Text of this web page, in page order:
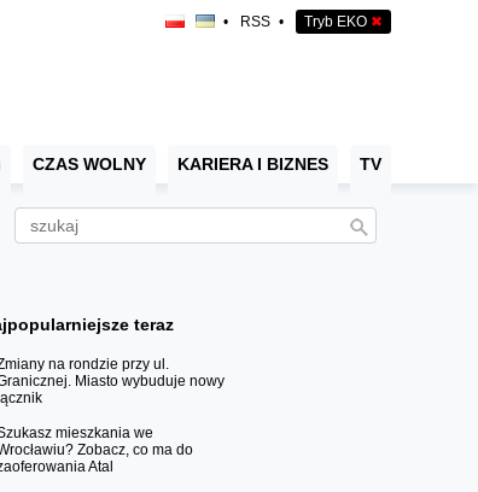
• RSS • Tryb EKO ✖
CZAS WOLNY KARIERA I BIZNES TV
teraz
na rondzie przy ul.
Miasto wybuduje nowy
mieszkania we
Zobacz, co ma do
Atal